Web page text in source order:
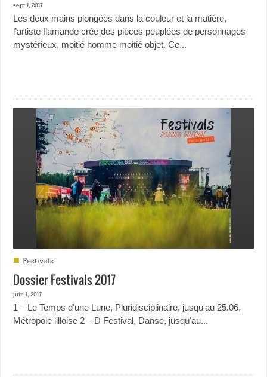
sept 1, 2017
Les deux mains plongées dans la couleur et la matière,
l’artiste flamande crée des pièces peuplées de personnages
mystérieux, moitié homme moitié objet. Ce...
■ Festivals
Dossier Festivals 2017
juin 1, 2017
1 – Le Temps d'une Lune, Pluridisciplinaire, jusqu'au 25.06,
Métropole lilloise 2 – D Festival, Danse, jusqu'au...